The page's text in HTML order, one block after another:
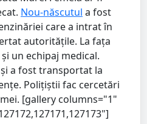
Nou-născutul a fost
care a intrat în
autoritățile. La fața
un echipaj medical.
a fost transportat la
Polițiștii fac cercetări
[gallery columns="1"